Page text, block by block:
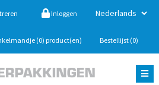
Inloggen
(0) product(en) Bestellijst (0)